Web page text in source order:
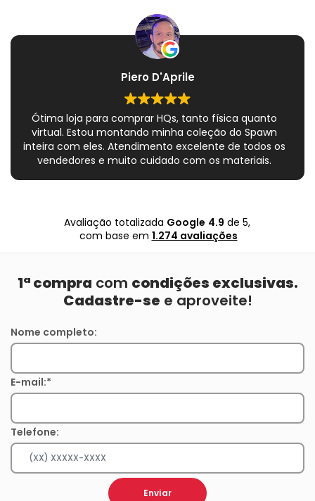
Piero D'Aprile
Ótima loja para comprar HQs, tanto física quanto
virtual. Estou montando minha coleção do Spawn
inteira com eles. Atendimento excelente de todos os
vendedores e muito cuidado com os materiais.
Avaliação totalizada Google 4.9 de 5,
com base em 1.274 avaliações